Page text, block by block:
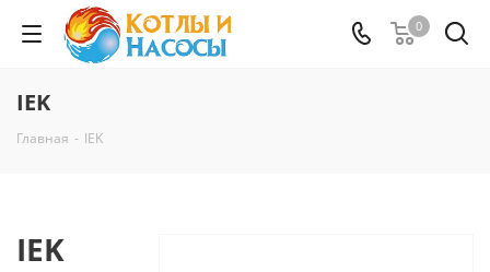
0
IEK
Главная - IEK
IEK